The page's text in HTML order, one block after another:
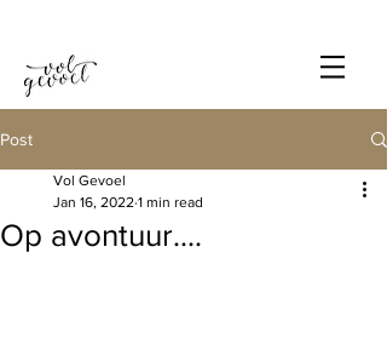
Post
Op avontuur....
Vol Gevoel
Jan 16, 2022 1 min read